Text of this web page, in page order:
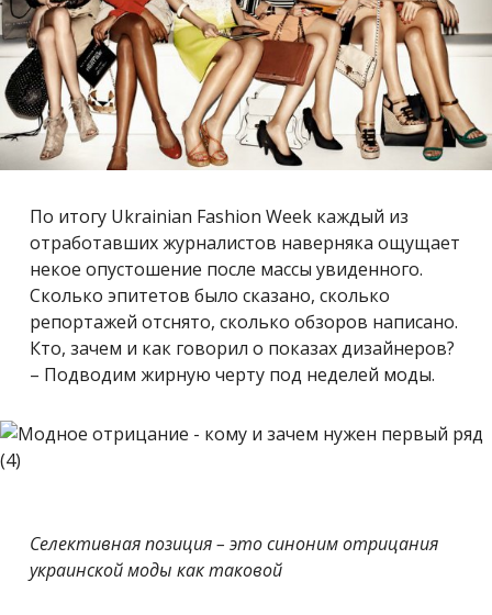
По итогу Ukrainian Fashion Week каждый из
отработавших журналистов наверняка ощущает
некое опустошение после массы увиденного.
Сколько эпитетов было сказано, сколько
репортажей отснято, сколько обзоров написано.
Кто, зачем и как говорил о показах дизайнеров?
– Подводим жирную черту под неделей моды.
Селективная позиция – это синоним отрицания
украинской моды как таковой